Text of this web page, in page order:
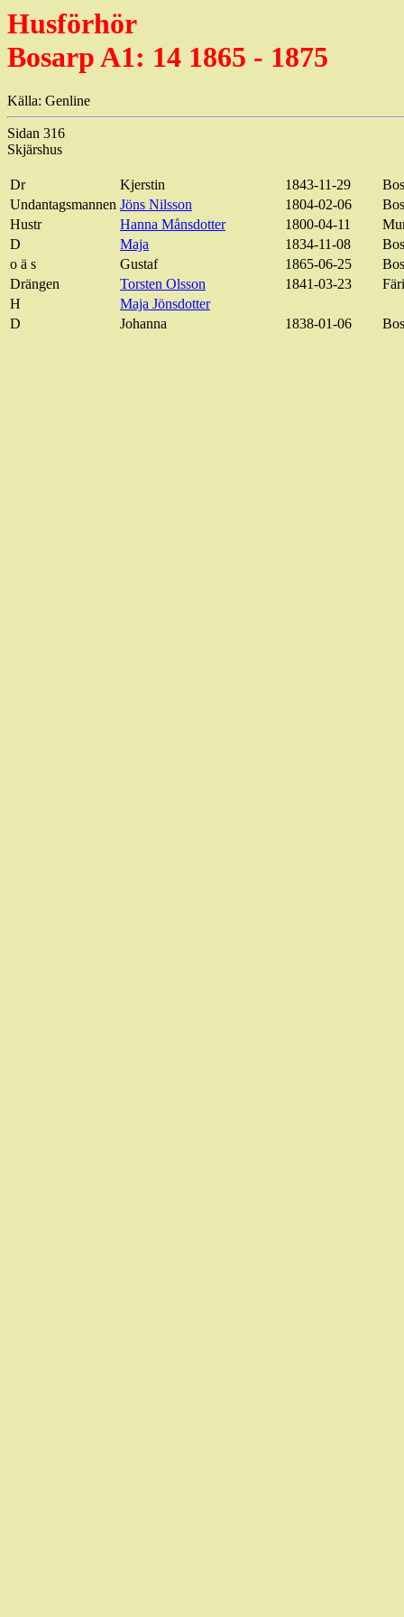
Husförhör
Bosarp A1: 14 1865 - 1875
Källa: Genline
Sidan 316
Skjärshus
Dr Kjerstin 1843-11-29
Undantagsmannen Jöns Nilsson 1804-02-06
Hustr
Hanna Månsdotter 1800-04-11
D
Maja 1834-11-08
o ä s
Gustaf 1865-06-25
Drängen
Torsten Olsson 1841-03-23
H
Maja Jönsdotter
D
Johanna 1838-01-06